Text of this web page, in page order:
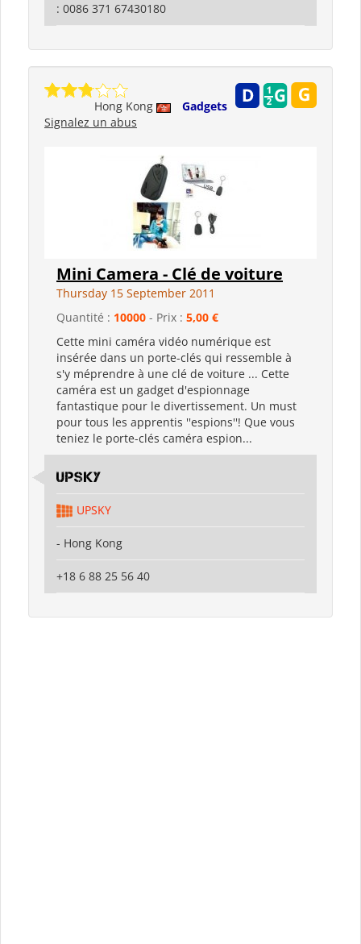
: 0086 371 67430180
Hong Kong
Gadgets
Signalez un abus
Mini Camera - Clé de voiture
Thursday 15 September 2011
Quantité : 10000 - Prix : 5,00 €
Cette mini caméra vidéo numérique est
insérée dans un porte-clés qui ressemble à
s'y méprendre à une clé de voiture ... Cette
caméra est un gadget d'espionnage
fantastique pour le divertissement. Un must
pour tous les apprentis ''espions''! Que vous
teniez le porte-clés caméra espion...
UPSKY
UPSKY
- Hong Kong
+18 6 88 25 56 40